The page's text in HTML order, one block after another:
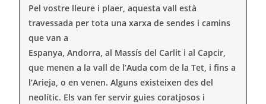
Pel vostre lleure i plaer, aquesta vall està
travessada per tota una xarxa de sendes i camins
que van a
Espanya, Andorra, al Massís del Carlit i al Capcir,
que menen a la vall de l’Auda com de la Tet, i fins a
l’Arieja, o en venen. Alguns existeixen des del
neolític. Els van fer servir guies coratjosos i